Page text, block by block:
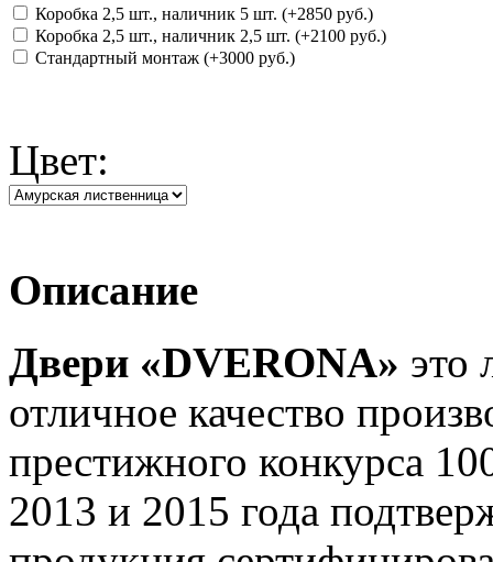
Коробка 2,5 шт., наличник 5 шт. (+2850 руб.)
Коробка 2,5 шт., наличник 2,5 шт. (+2100 руб.)
Стандартный монтаж (+3000 руб.)
Цвет:
Описание
Двери «DVERONA» это
отличное качество
престижного конкурса
2013 и 2015 года